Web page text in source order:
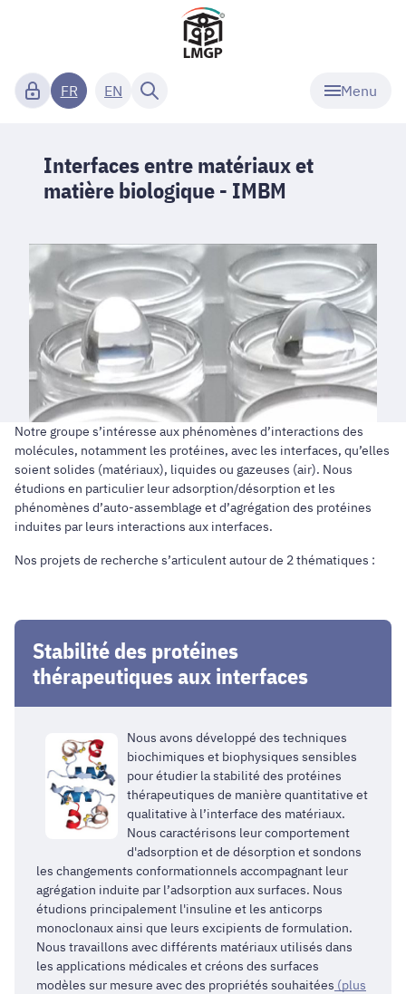
Menu
FR EN
Interfaces entre matériaux et
matière biologique - IMBM
Notre groupe s’intéresse aux phénomènes d’interactions des
molécules, notamment les protéines, avec les interfaces, qu’elles
soient solides (matériaux), liquides ou gazeuses (air). Nous
étudions en particulier leur adsorption/désorption et les
phénomènes d’auto-assemblage et d’agrégation des protéines
induites par leurs interactions aux interfaces.
Nos projets de recherche s’articulent autour de 2 thématiques :
Stabilité des protéines
thérapeutiques aux interfaces
Nous avons développé des techniques
biochimiques et biophysiques sensibles
pour étudier la stabilité des protéines
thérapeutiques de manière quantitative et
qualitative à l’interface des matériaux.
Nous caractérisons leur comportement
d'adsorption et de désorption et sondons
les changements conformationnels accompagnant leur
agrégation induite par l’adsorption aux surfaces. Nous
étudions principalement l'insuline et les anticorps
monoclonaux ainsi que leurs excipients de formulation.
Nous travaillons avec différents matériaux utilisés dans
les applications médicales et créons des surfaces
modèles sur mesure avec des propriétés souhaitées (plus